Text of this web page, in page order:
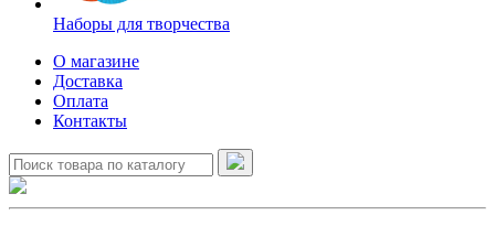
Наборы для творчества
О магазине
Доставка
Оплата
Контакты